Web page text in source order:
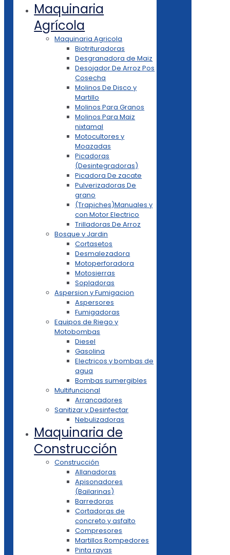
Maquinaria
Agrícola
Maquinaria Agricola
Biotrituradoras
Desgranadora de Maiz
Desojador De Arroz Pos
Cosecha
Molinos De Disco y
Martillo
Molinos Para Granos
Molinos Para Maiz
nixtamal
Motocultores y
Moazadas
Picadoras
(Desintegradoras)
Picadora De zacate
Pulverizadoras De
grano
(Trapiches)Manuales y
con Motor Electrico
Trilladoras De Arroz
Bosque y Jardin
Cortasetos
Desmalezadora
Motoperforadora
Motosierras
Sopladoras
Aspersion y Fumigacion
Aspersores
Fumigadoras
Equipos de Riego y
Motobombas
Diesel
Gasolina
Electricos y bombas de
agua
Bombas sumergibles
Multifuncional
Arrancadores
Sanitizar y Desinfectar
Nebulizadoras
Maquinaria de
Construcción
Construcción
Allanadoras
Apisonadores
(Bailarinas)
Barredoras
Cortadoras de
concreto y asfalto
Compresores
Martillos Rompedores
Pinta rayas